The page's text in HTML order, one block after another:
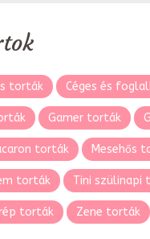
torták Céges és
Gamer torták
torták Mesehős
torták Tini szülinapi
torták Zene torták